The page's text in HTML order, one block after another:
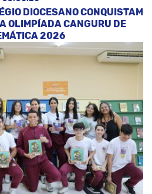
DIOCESANO CONQUISTAM
OLIMPÍADA CANGURU DE
2026